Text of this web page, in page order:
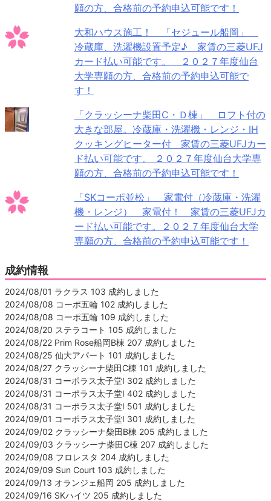
願の方、合格前の予約申込可能です！
大和ハウス施工！ 「セジュール船岡」
冷蔵庫、洗濯機設置予定♪ 家賃の三菱UFJ
カード払い可能です。 ２０２７年度仙台
大学専願の方、合格前の予約申込可能で
す！
「クラッシーナ柴田C・Ｄ棟」 ロフト付の
大きな部屋。冷蔵庫・洗濯機・レンジ・IH
クッキングヒーター付 家賃の三菱UFJカー
ド払い可能です。 ２０２７年度仙台大学専
願の方、合格前の予約申込可能です！
「SKコーポ並松」 家電付（冷蔵庫・洗濯
機・レンジ） 家電付！ 家賃の三菱UFJカ
ード払い可能です。２０２７年度仙台大学
専願の方、合格前の予約申込可能です！
成約情報
2024/08/01 ラクラス 103 成約しました
2024/08/08 コーポ五輪 102 成約しました
2024/08/08 コーポ五輪 109 成約しました
2024/08/20 ステラコート 105 成約しました
2024/08/22 Prim Rose船岡B棟 207 成約しました
2024/08/25 仙大アパート 101 成約しました
2024/08/27 クラッシーナ柴田C棟 101 成約しました
2024/08/31 コーポラス太子堂Ⅰ 302 成約しました
2024/08/31 コーポラス太子堂Ⅰ 402 成約しました
2024/08/31 コーポラス太子堂Ⅰ 501 成約しました
2024/09/01 コーポラス太子堂Ⅰ 301 成約しました
2024/09/02 クラッシーナ柴田B棟 205 成約しました
2024/09/03 クラッシーナ柴田C棟 207 成約しました
2024/09/08 フロレスタ 204 成約しました
2024/09/09 Sun Court 103 成約しました
2024/09/13 オランジェ船岡 205 成約しました
2024/09/16 SKハイツ 205 成約しました